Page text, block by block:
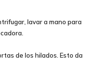
lavar a mano para
de los hilados. Esto da